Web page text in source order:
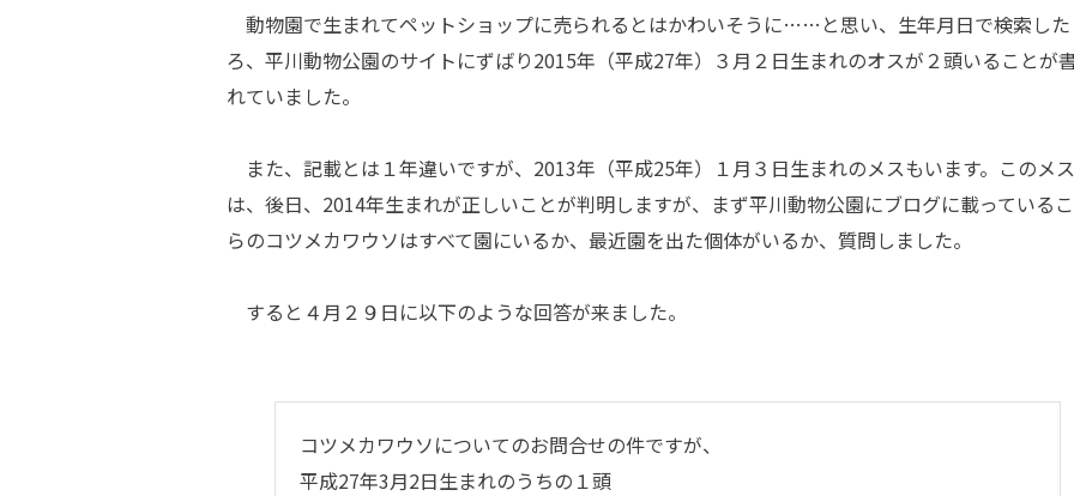
動物園で生まれてペットショップに売られるとはかわいそうに……と思い、生年月日で検索し
ろ、平川動物公園のサイトにずばり2015年（平成27年）３月２日生まれのオスが２頭いることが
れていました。
また、記載とは１年違いですが、2013年（平成25年）１月３日生まれのメスもいます。このメス
は、後日、2014年生まれが正しいことが判明しますが、まず平川動物公園にブログに載っている
らのコツメカワウソはすべて園にいるか、最近園を出た個体がいるか、質問しました。
すると４月２９日に以下のような回答が来ました。
コツメカワウソについてのお問合せの件ですが、
平成27年3月2日生まれのうちの１頭